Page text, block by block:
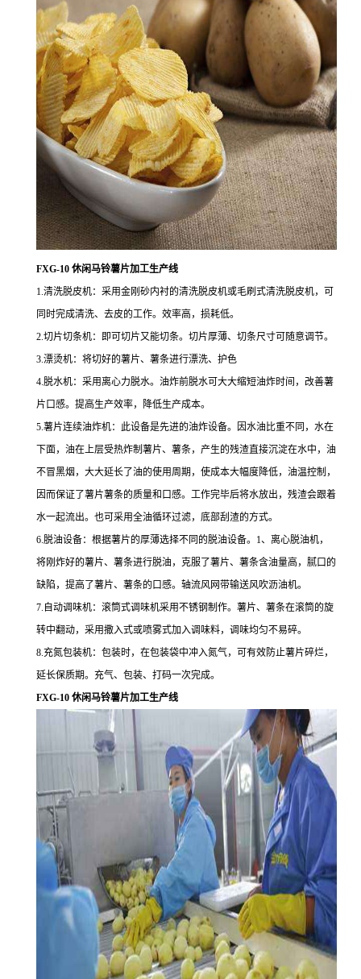
FXG-10 休闲马铃薯片加工生产线
1.清洗脱皮机：采用金刚砂内衬的清洗脱皮机或毛刷式清洗脱皮机，可
同时完成清洗、去皮的工作。效率高，损耗低。
2.切片切条机：即可切片又能切条。切片厚薄、切条尺寸可随意调节。
3.漂烫机：将切好的薯片、薯条进行漂洗、护色
4.脱水机：采用离心力脱水。油炸前脱水可大大缩短油炸时间，改善薯
片口感。提高生产效率，降低生产成本。
5.薯片连续油炸机：此设备是先进的油炸设备。因水油比重不同，水在
下面，油在上层受热炸制薯片、薯条，产生的残渣直接沉淀在水中，油
不冒黑烟，大大延长了油的使用周期，使成本大幅度降低，油温控制，
因而保证了薯片薯条的质量和口感。工作完毕后将水放出，残渣会跟着
水一起流出。也可采用全油循环过滤，底部刮渣的方式。
6.脱油设备：根据薯片的厚薄选择不同的脱油设备。1、离心脱油机，
将刚炸好的薯片、薯条进行脱油，克服了薯片、薯条含油量高，腻口的
缺陷，提高了薯片、薯条的口感。轴流风网带输送风吹沥油机。
7.自动调味机：滚筒式调味机采用不锈钢制作。薯片、薯条在滚筒的旋
转中翻动，采用撒入式或喷雾式加入调味料，调味均匀不易碎。
8.充氮包装机：包装时，在包装袋中冲入氮气，可有效防止薯片碎烂，
延长保质期。充气、包装、打码一次完成。
FXG-10 休闲马铃薯片加工生产线